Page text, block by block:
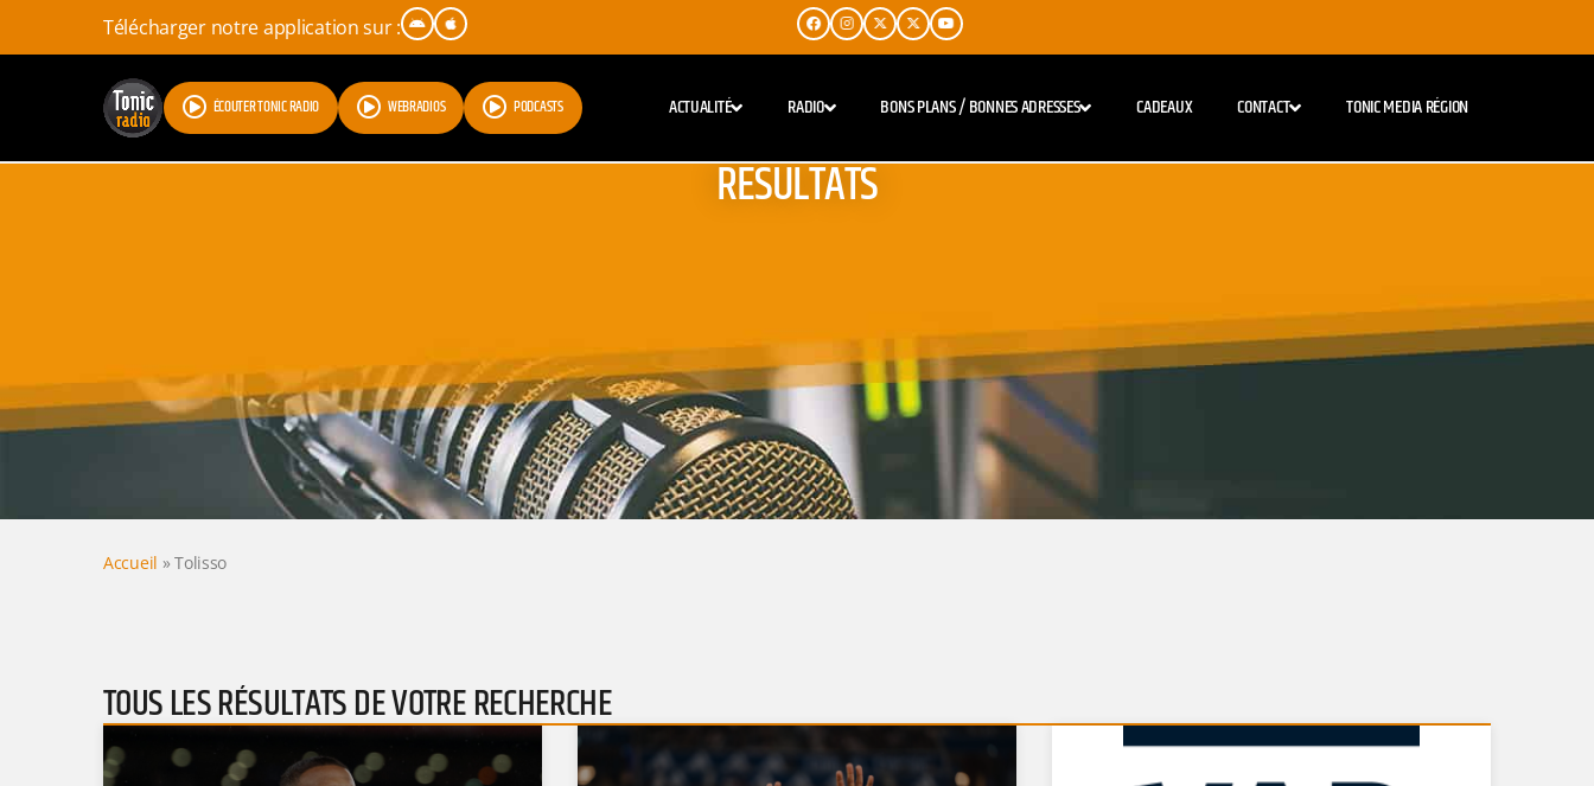
Télécharger notre application sur :
ÉCOUTER TONIC RADIO WEBRADIOS PODCASTS ACTUALITÉ RADIO BONS PLANS / BONNES ADRESSES CADEAUX CONTACT TONIC MEDIA RÉGION
RESULTATS
Accueil »Tolisso
TOUS LES RÉSULTATS DE VOTRE RECHERCHE